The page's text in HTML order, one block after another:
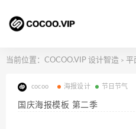
当前位置： COCOO.VIP 设计智造 > 平
cocoo 海报设计 节日节气
国庆海报模板 第二季